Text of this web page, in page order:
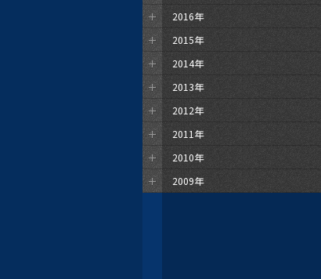
2016年
2015年
2014年
2013年
2012年
2011年
2010年
2009年